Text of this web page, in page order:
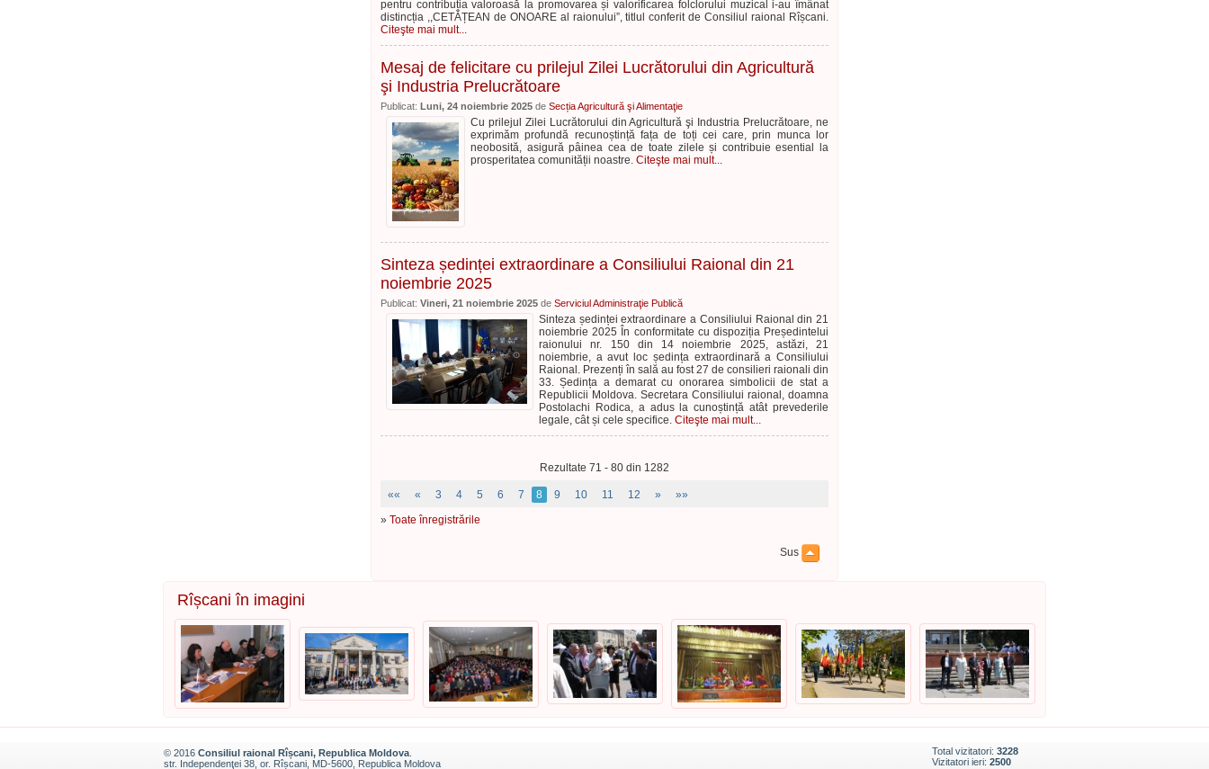
pentru contribuția valoroasă la promovarea și valorificarea folclorului muzical i-au îmânat
distincția ,,CETĂȚEAN de ONOARE al raionului”, titlul conferit de Consiliul raional Rîșcani.
Citeşte mai mult...
Mesaj de felicitare cu prilejul Zilei Lucrătorului din Agricultură
şi Industria Prelucrătoare
Publicat: Luni, 24 noiembrie 2025 de Secția Agricultură şi Alimentaţie
Cu prilejul Zilei Lucrătorului din Agricultură şi Industria Prelucrătoare, ne
exprimăm profundă recunoștință fața de toți cei care, prin munca lor
neobosită, asigură pâinea cea de toate zilele și contribuie esential la
prosperitatea comunității noastre. Citeşte mai mult...
Sinteza ședinței extraordinare a Consiliului Raional din 21
noiembrie 2025
Publicat: Vineri, 21 noiembrie 2025 de Serviciul Administraţie Publică
Sinteza ședinței extraordinare a Consiliului Raional din 21
noiembrie 2025 În conformitate cu dispoziția Președintelui
raionului nr. 150 din 14 noiembrie 2025, astăzi, 21
noiembrie, a avut loc ședința extraordinară a Consiliului
Raional. Prezenți în sală au fost 27 de consilieri raionali din
33. Ședința a demarat cu onorarea simbolicii de stat a
Republicii Moldova. Secretara Consiliului raional, doamna
Postolachi Rodica, a adus la cunoștință atât prevederile
legale, cât și cele specifice. Citeşte mai mult...
Rezultate 71 - 80 din 1282
«« « 3 4 5 6 7 8 9 10 11 12 »
»»
» Toate înregistrările
Sus
Rîșcani în imagini
© 2016 Consiliul raional Rîșcani, Republica Moldova
str. Independenţei 38, or. Rîșcani, MD-5600, Republica Moldova
Total vizitatori: 3228
Vizitatori ieri: 2500